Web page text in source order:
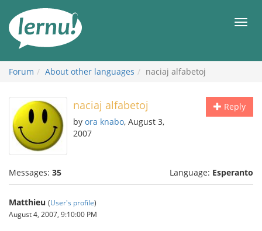
the
content
Forum About other languages naciaj alfabetoj
Reply
naciaj alfabetoj
by ora knabo, August 3,
2007
Messages: 35 Language: Esperanto
Matthieu (User's profile)
August 4, 2007, 9:10:00 PM